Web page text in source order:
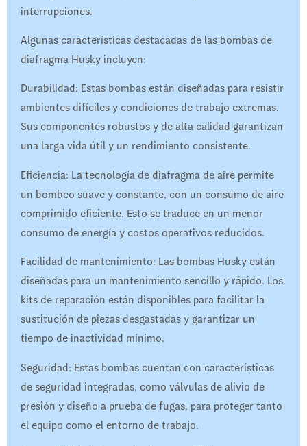
interrupciones.
Algunas características destacadas de las bombas de
diafragma Husky incluyen:
Durabilidad: Estas bombas están diseñadas para resistir
ambientes difíciles y condiciones de trabajo extremas.
Sus componentes robustos y de alta calidad garantizan
una larga vida útil y un rendimiento consistente.
Eficiencia: La tecnología de diafragma de aire permite
un bombeo suave y constante, con un consumo de aire
comprimido eficiente. Esto se traduce en un menor
consumo de energía y costos operativos reducidos.
Facilidad de mantenimiento: Las bombas Husky están
diseñadas para un mantenimiento sencillo y rápido. Los
kits de reparación están disponibles para facilitar la
sustitución de piezas desgastadas y garantizar un
tiempo de inactividad mínimo.
Seguridad: Estas bombas cuentan con características
de seguridad integradas, como válvulas de alivio de
presión y diseño a prueba de fugas, para proteger tanto
el equipo como el entorno de trabajo.